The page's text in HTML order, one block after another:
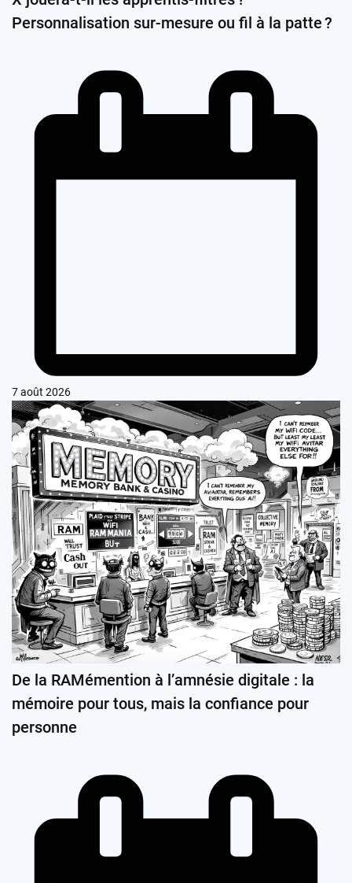
Personnalisation sur-mesure ou fil à la patte ?
7 août 2026
De la RAMémention à l’amnésie digitale : la
mémoire pour tous, mais la confiance pour
personne